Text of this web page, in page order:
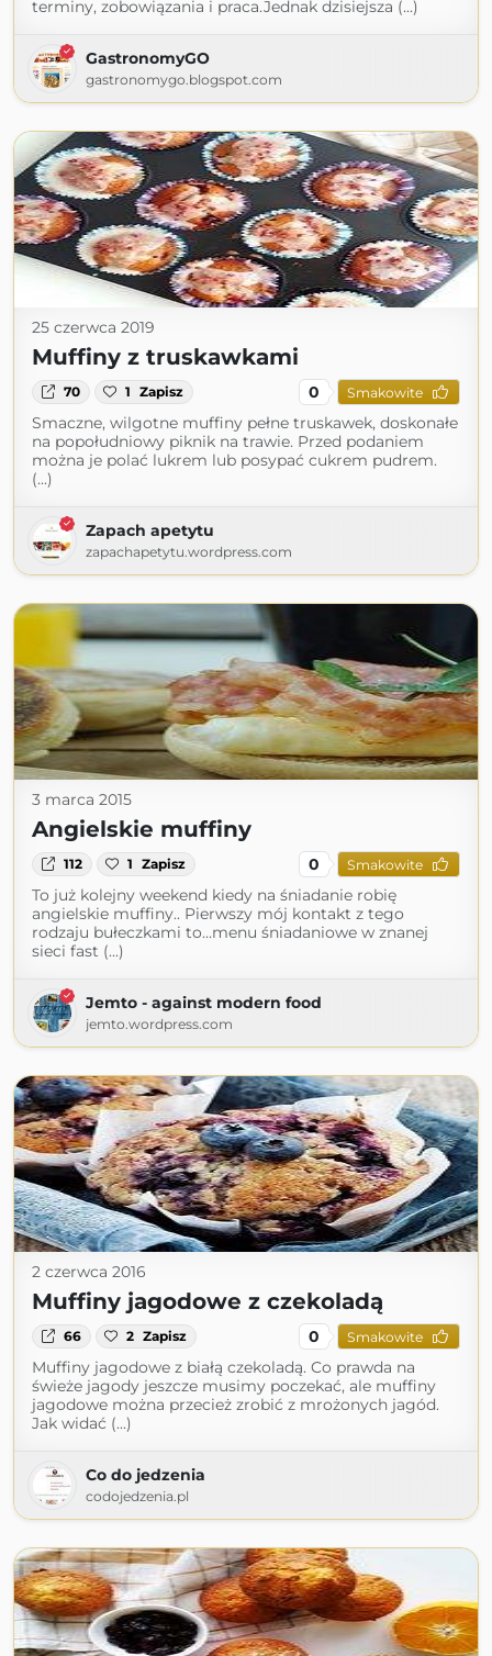
terminy, zobowiązania i praca.Jednak dzisiejsza (...)
GastronomyGO
gastronomygo.blogspot.com
25 czerwca 2019
Muffiny z truskawkami
70 1 Zapisz 0 Smakowite
Smaczne, wilgotne muffiny pełne truskawek, doskonałe
na popołudniowy piknik na trawie. Przed podaniem
można je polać lukrem lub posypać cukrem pudrem.
(...)
Zapach apetytu
zapachapetytu.wordpress.com
3 marca 2015
Angielskie muffiny
112 1 Zapisz 0 Smakowite
To już kolejny weekend kiedy na śniadanie robię
angielskie muffiny.. Pierwszy mój kontakt z tego
rodzaju bułeczkami to…menu śniadaniowe w znanej
sieci fast (...)
Jemto - against modern food
jemto.wordpress.com
2 czerwca 2016
Muffiny jagodowe z czekoladą
66 2 Zapisz 0 Smakowite
Muffiny jagodowe z białą czekoladą. Co prawda na
świeże jagody jeszcze musimy poczekać, ale muffiny
jagodowe można przecież zrobić z mrożonych jagód.
Jak widać (...)
Co do jedzenia
codojedzenia.pl